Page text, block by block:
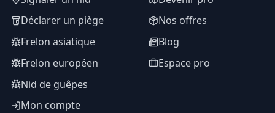
Déclarer un piège
Frelon asiatique
Frelon européen
Nid de guêpes
Mon compte
Nos offres
Blog
Espace pro